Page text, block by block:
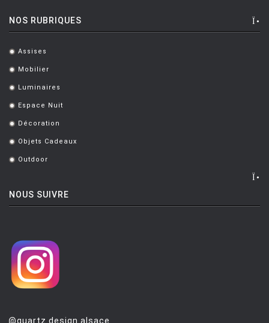
NOS RUBRIQUES
. Assises
. Mobilier
. Luminaires
. Espace Nuit
. Décoration
. Objets Cadeaux
. Outdoor
NOUS SUIVRE
@quartz.design.alsace